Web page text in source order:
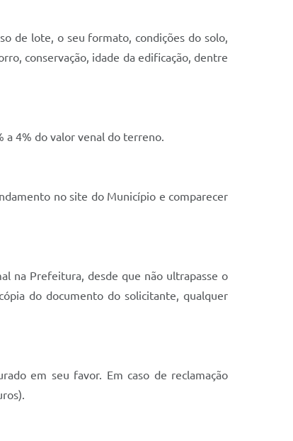
de lote, o seu formato, condições do solo,
conservação, idade da edificação, dentre
a 4% do valor venal do terreno.
no site do Município e comparecer
na Prefeitura, desde que não ultrapasse o
do documento do solicitante, qualquer
em seu favor. Em caso de reclamação